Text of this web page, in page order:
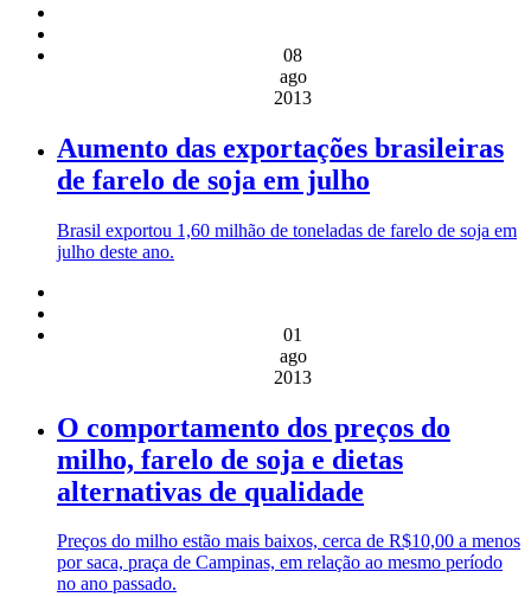
08
ago
2013
Aumento das exportações brasileiras
de farelo de soja em julho
Brasil exportou 1,60 milhão de toneladas de farelo de soja em
julho deste ano.
01
ago
2013
O comportamento dos preços do
milho, farelo de soja e dietas
alternativas de qualidade
Preços do milho estão mais baixos, cerca de R$10,00 a menos
por saca, praça de Campinas, em relação ao mesmo período
no ano passado.